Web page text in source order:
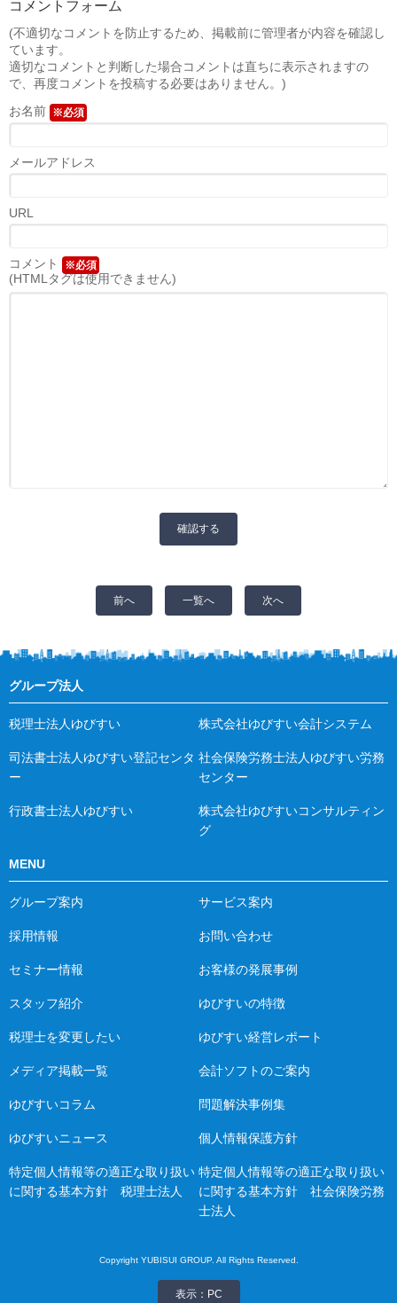
コメントフォーム
(不適切なコメントを防止するため、掲載前に管理者が内容を確認し
ています。
適切なコメントと判断した場合コメントは直ちに表示されますの
で、再度コメントを投稿する必要はありません。)
お名前 ※必須
メールアドレス
URL
コメント ※必須
(HTMLタグは使用できません)
前へ 一覧へ 次へ
グループ法人
税理士法人ゆびすい 株式会社ゆびすい会計システム
司法書士法人ゆびすい登記センタ
ー
社会保険労務士法人ゆびすい労務
センター
行政書士法人ゆびすい
株式会社ゆびすいコンサルティン
グ
MENU
グループ案内 サービス案内
採用情報 お問い合わせ
セミナー情報 お客様の発展事例
スタッフ紹介 ゆびすいの特徴
税理士を変更したい ゆびすい経営レポート
メディア掲載一覧 会計ソフトのご案内
ゆびすいコラム 問題解決事例集
ゆびすいニュース 個人情報保護方針
特定個人情報等の適正な取り扱い
に関する基本方針 税理士法人
特定個人情報等の適正な取り扱い
に関する基本方針 社会保険労務
士法人
Copyright YUBISUI GROUP. All Rights Reserved.
表示：PC